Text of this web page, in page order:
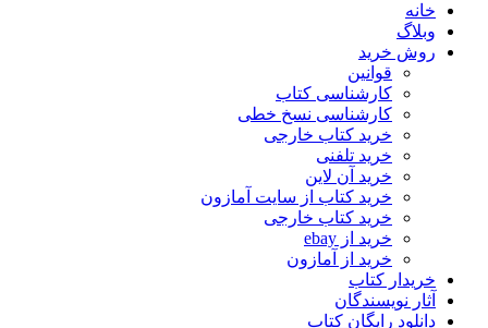
خانه
وبلاگ
روش خرید
قوانین
کارشناسی کتاب
کارشناسی نسخ خطی
خرید کتاب خارجی
خرید تلفنی
خرید آن لاین
خرید کتاب از سایت آمازون
خرید کتاب خارجی
خرید از ebay
خرید از آمازون
خریدار کتاب
آثار نویسندگان
دانلود رایگان کتاب